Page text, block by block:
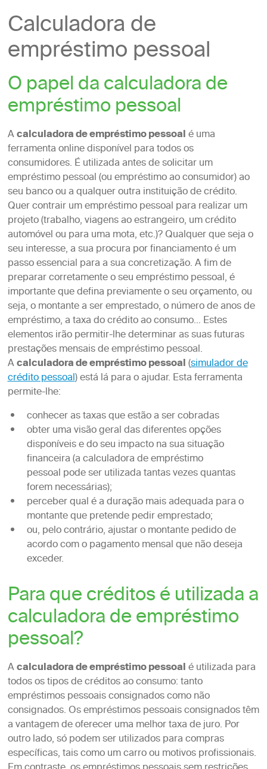
Calculadora de
empréstimo pessoal
O papel da calculadora de
empréstimo pessoal
Acalculadora de empréstimo pessoalé uma
ferramenta online disponível para todos os
consumidores. É utilizada antes de solicitar um
empréstimo pessoal (ou empréstimo ao consumidor) ao
seu banco ou a qualquer outra instituição de crédito.
Quer contrair um empréstimo pessoal para realizar um
projeto (trabalho, viagens ao estrangeiro, um crédito
automóvel ou para uma mota, etc.)? Qualquer que seja o
seu interesse, a sua procura por financiamento é um
passo essencial para a sua concretização. A fim de
preparar corretamente o seu empréstimo pessoal, é
importante que defina previamente o seu orçamento, ou
seja, o montante a ser emprestado, o número de anos de
empréstimo, a taxa do crédito ao consumo… Estes
elementos irão permitir-lhe determinar as suas futuras
prestações mensais de empréstimo pessoal.
Acalculadora de empréstimo pessoal(simulador de
crédito pessoal) está lá para o ajudar. Esta ferramenta
permite-lhe:
conhecer as taxas que estão a ser cobradas
obter uma visão geral das diferentes opções
disponíveis e do seu impacto na sua situação
financeira (a calculadora de empréstimo
pessoal pode ser utilizada tantas vezes quantas
forem necessárias);
perceber qual é a duração mais adequada para o
montante que pretende pedir emprestado;
ou, pelo contrário, ajustar o montante pedido de
acordo com o pagamento mensal que não deseja
exceder.
Para que créditos é utilizada a
calculadora de empréstimo
pessoal?
Acalculadora de empréstimo pessoalé utilizada para
todos os tipos de créditos ao consumo: tanto
empréstimos pessoais consignados como não
consignados. Os empréstimos pessoais consignados têm
a vantagem de oferecer uma melhor taxa de juro. Por
outro lado, só podem ser utilizados para compras
específicas, tais como um carro ou motivos profissionais.